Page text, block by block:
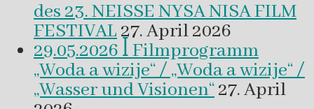
des 23. NEISSE NYSA NISA FILM
FESTIVAL27. April 2026
29.05.2026 ꟾ Filmprogramm
„Woda a wizije“ / „Woda a wizije“ /
„Wasser und Visionen“27. April